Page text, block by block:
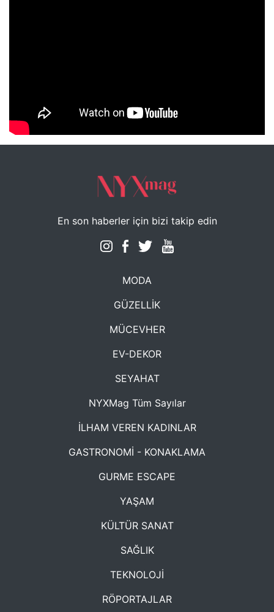
NYXmag 2. Yaş Kutlama Etkinliği
En son haberler için bizi takip edin
MODA
GÜZELLİK
MÜCEVHER
EV-DEKOR
SEYAHAT
NYXMag Tüm Sayılar
İLHAM VEREN KADINLAR
GASTRONOMİ - KONAKLAMA
GURME ESCAPE
YAŞAM
KÜLTÜR SANAT
SAĞLIK
TEKNOLOJİ
RÖPORTAJLAR